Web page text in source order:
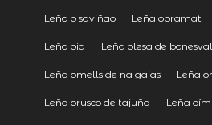
Leña o saviñao Leña obramat
Leña oia Leña olesa de
Leña omells de na gaias Leña
Leña orusco de tajuña Leña